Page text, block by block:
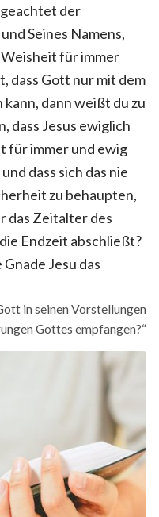
der
Seines Namens,
für immer
dass Gott nur mit dem
dann weißt du zu
dass Jesus ewiglich
für immer und ewig
dass sich das nie
zu behaupten,
das Zeitalter des
Endzeit abschließt?
Jesu das
in seinen Vorstellungen
Gottes empfangen?“